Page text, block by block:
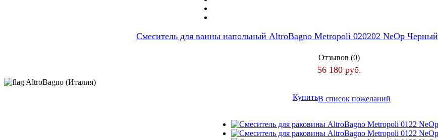
Cмеситель для ванны напольный AltroBagno Metropoli 020202 NeOp Черный
Отзывов (0)
56 180 руб.
AltroBagno (Италия)
КупитьВ список пожеланий